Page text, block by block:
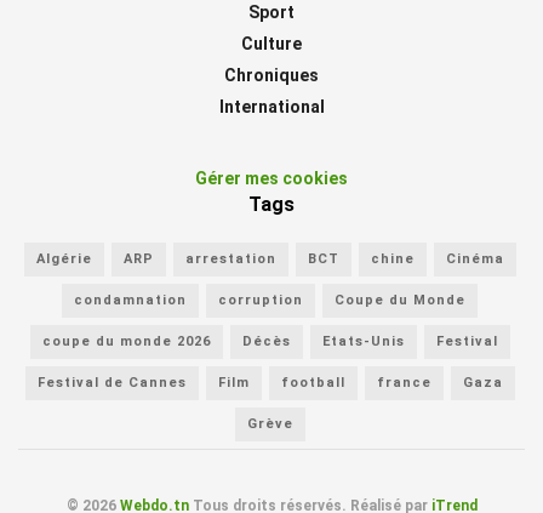
Sport
Culture
Chroniques
International
Gérer mes cookies
Tags
Algérie ARP arrestation BCT chine Cinéma
condamnation corruption Coupe du Monde
coupe du monde 2026 Décès Etats-Unis Festival
Festival de Cannes Film football france Gaza
Grève
© 2026 Webdo.tnTous droits réservés. Réalisé par iTrend